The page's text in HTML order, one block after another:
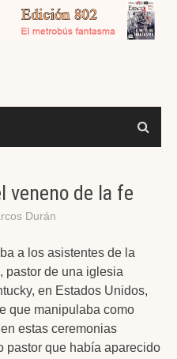
veneno de la fe
Durán
a los asistentes de la
pastor de una iglesia
en Estados Unidos,
que manipulaba como
estas ceremonias
pastor que había aparecido